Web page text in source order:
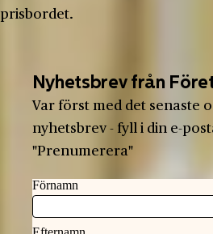
prisbordet.
Nyhetsbrev från
Var först med det senaste
nyhetsbrev - fyll i din e-
"Prenumerera"